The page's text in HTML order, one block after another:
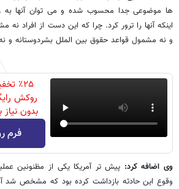
ها موضوعی جدا محسوب شده و می توان آنها به
اینکه آنها را ترور کرد. چرا که این دست از افراد
و نه مشمول قواعد حقوق بین الملل بشردوستانه و
٪۲۵
روکش
بدون
فرم
وی اضافه کرد: پیش تر آمریکا یکی از مظنونین
وقوع این حادثه بازداشت کرده بود که مشخص شد